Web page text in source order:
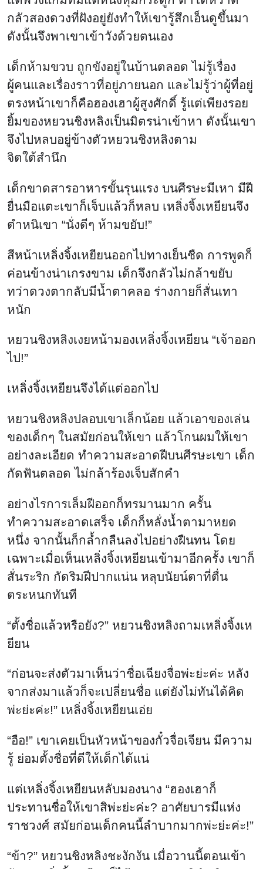
กลัวสองดวงที่ฝังอยู่ยังทำให้เขารู้สึกเอ็นดูขึ้นมา
ดังนั้นจึงพาเขาเข้าวังด้วยตนเอง
เด็กห้ามขวบ ถูกขังอยู่ในบ้านตลอด ไม่รู้เรื่อง
ผู้คนและเรื่องราวที่อยู่ภายนอก และไม่รู้ว่าผู้ที่อยู่
ตรงหน้าเขาก็คือฮองเฮาผู้สูงศักดิ์ รู้แต่เพียงรอย
ยิ้มของหยวนชิงหลิงเป็นมิตรน่าเข้าหา ดังนั้นเขา
จึงไปหลบอยู่ข้างตัวหยวนชิงหลิงตาม
จิตใต้สำนึก
เด็กขาดสารอาหารขั้นรุนแรง บนศีรษะมีเหา มีฝี
ยื่นมือแตะเขาก็เจ็บแล้วก็หลบ เหลิ่งจิ้งเหยียนจึง
ตำหนิเขา “นั่งดีๆ ห้ามขยับ!”
สีหน้าเหลิ่งจิ้งเหยียนออกไปทางเย็นชืด การพูดก็
ค่อนข้างน่าเกรงขาม เด็กจึงกลัวไม่กล้าขยับ
ทว่าดวงตากลับมีน้ำตาคลอ ร่างกายก็สั่นเทา
หนัก
หยวนชิงหลิงเงยหน้ามองเหลิ่งจิ้งเหยียน “เจ้าออก
ไป!”
เหลิ่งจิ้งเหยียนจึงได้แต่ออกไป
หยวนชิงหลิงปลอบเขาเล็กน้อย แล้วเอาของเล่น
ของเด็กๆ ในสมัยก่อนให้เขา แล้วโกนผมให้เขา
อย่างละเอียด ทำความสะอาดฝีบนศีรษะเขา เด็ก
กัดฟันตลอด ไม่กล้าร้องเจ็บสักคำ
อย่างไรการเล็มฝีออกก็ทรมานมาก ครั้น
ทำความสะอาดเสร็จ เด็กก็หลั่งน้ำตามาหยด
หนึ่ง จากนั้นก็กล้ำกลืนลงไปอย่างฝืนทน โดย
เฉพาะเมื่อเห็นเหลิ่งจิ้งเหยียนเข้ามาอีกครั้ง เขาก็
สั่นระริก กัดริมฝีปากแน่น หลุบนัยน์ตาที่ตื่น
ตระหนกทันที